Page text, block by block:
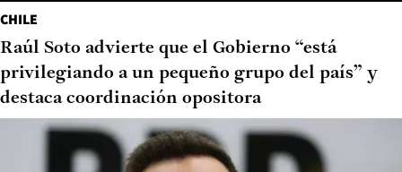
CHILE
Raúl Soto advierte que el Gobierno “está
privilegiando a un pequeño grupo del país” y
destaca coordinación opositora